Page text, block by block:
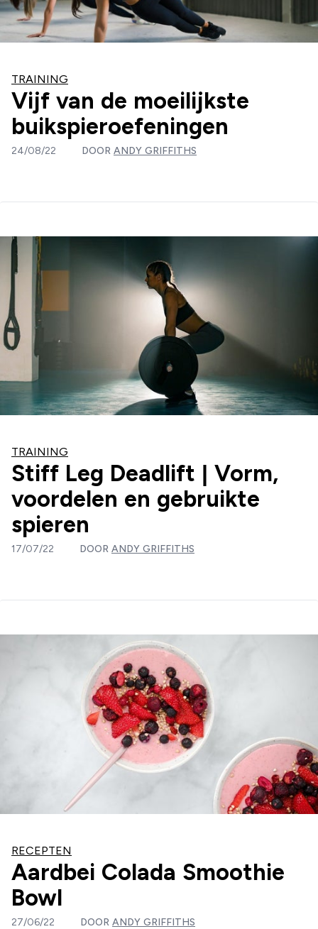
TRAINING
Vijf van de moeilijkste
buikspieroefeningen
24/08/22 DOOR ANDY GRIFFITHS
TRAINING
Stiff Leg Deadlift | Vorm,
voordelen en gebruikte
spieren
17/07/22 DOOR ANDY GRIFFITHS
RECEPTEN
Aardbei Colada Smoothie
Bowl
27/06/22 DOOR ANDY GRIFFITHS